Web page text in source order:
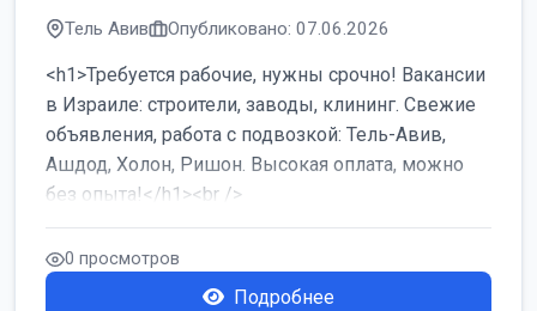
Тель Авив Опубликовано: 07.06.2026
<h1>Требуется рабочие, нужны срочно! Вакансии
в Израиле: строители, заводы, клининг. Свежие
объявления, работа с подвозкой: Тель-Авив,
Ашдод, Холон, Ришон. Высокая оплата, можно
без опыта!</h1><br />
...
0 просмотров
Подробнее